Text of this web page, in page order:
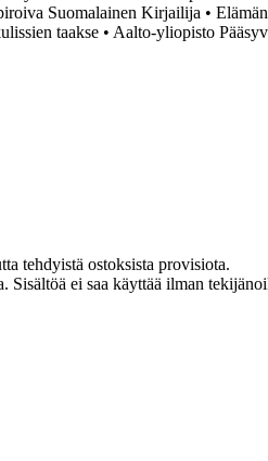
Suomalainen Kirjailija •
taakse • Aalto-yliopisto
tehdyistä ostoksista provisiota.
Sisältöä ei saa käyttää ilman